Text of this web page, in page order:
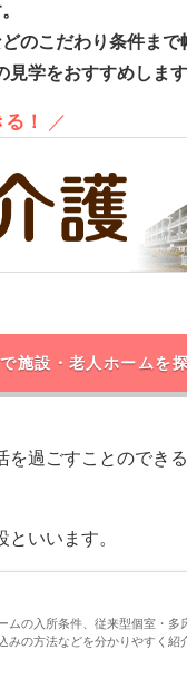
のこだわり条件まで
学をおすすめします
！ ／
施設・老人ホームを
を過ごすことのでき
いいます。
ムの入所条件、従来型個室・多
の方法などを分かりやすく紹